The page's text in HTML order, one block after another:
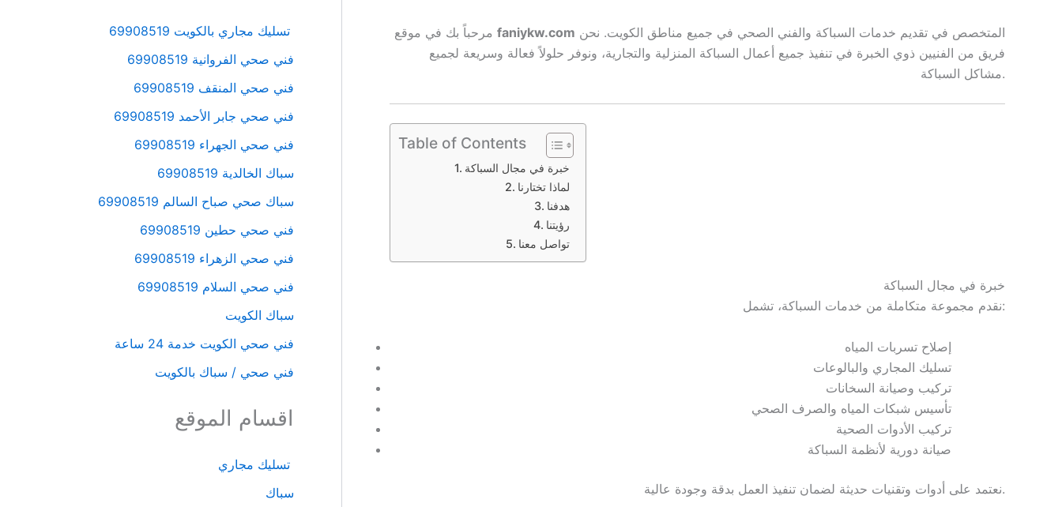
faniykw.com
فريق من الفنيين ذوي الخبرة في تنفيذ جميع أعمال السباكة المنزلية والتجارية، ونوفر حلولاً فعالة وسريعة لجميع
مشاكل السباكة.
Table of Contents
خبرة في مجال السباكة
لماذا تختارنا
هدفنا
رؤيتنا
تواصل معنا
خبرة في مجال السباكة
نقدم مجموعة متكاملة من خدمات السباكة، تشمل:
إصلاح تسربات المياه
تسليك المجاري والبالوعات
تركيب وصيانة السخانات
تأسيس شبكات المياه والصرف الصحي
تركيب الأدوات الصحية
صيانة دورية لأنظمة السباكة
نعتمد على أدوات وتقنيات حديثة لضمان تنفيذ العمل بدقة وجودة عالية.
تسليك مجاري بالكويت 69908519
فني صحي الفروانية 69908519
فني صحي المنقف 69908519
فني صحي جابر الأحمد 69908519
فني صحي الجهراء 69908519
سباك الخالدية 69908519
سباك صحي صباح السالم 69908519
فني صحي حطين 69908519
فني صحي الزهراء 69908519
فني صحي السلام 69908519
سباك الكويت
فني صحي الكويت خدمة 24 ساعة
فني صحي / سباك بالكويت
اقسام الموقع
تسليك مجاري
سباك